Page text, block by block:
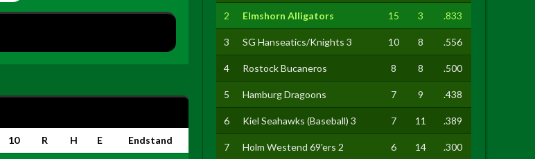
10 R H E Endstand
2 Elmshorn Alligators 15 3 .833
3 SG Hanseatics/Knights 3 10 8 .556
4 Rostock Bucaneros 8 8 .500
5 Hamburg Dragoons 7 9 .438
6 Kiel Seahawks (Baseball) 3 7 11 .389
7 Holm Westend 69'ers 2 6 14 .300